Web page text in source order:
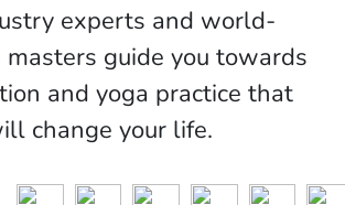
experts and world-
guide you towards
and yoga practice that
change your life.